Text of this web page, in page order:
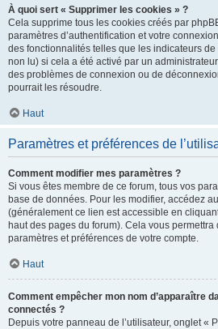
À quoi sert « Supprimer les cookies » ?
Cela supprime tous les cookies créés par
paramètres d’authentification et votre
des fonctionnalités telles que les indicateurs
non lu) si cela a été activé par un
des problèmes de connexion ou de
pourrait les résoudre.
Haut
Paramètres et préférences de
Comment modifier mes paramètres ?
Si vous êtes membre de ce forum, tous vos
base de données. Pour les modifier, accédez au
(généralement ce lien est accessible en
haut des pages du forum). Cela vous
paramètres et préférences de votre compte.
Haut
Comment empêcher mon nom d’apparaître
connectés ?
Depuis votre panneau de l’utilisateur, onglet «